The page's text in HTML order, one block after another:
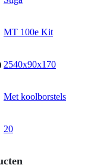
MT 100e Kit
2540x90x170
Met koolborstels
20